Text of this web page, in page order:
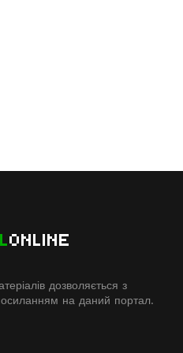
ONLINE
дозволяється з
на даний портал.